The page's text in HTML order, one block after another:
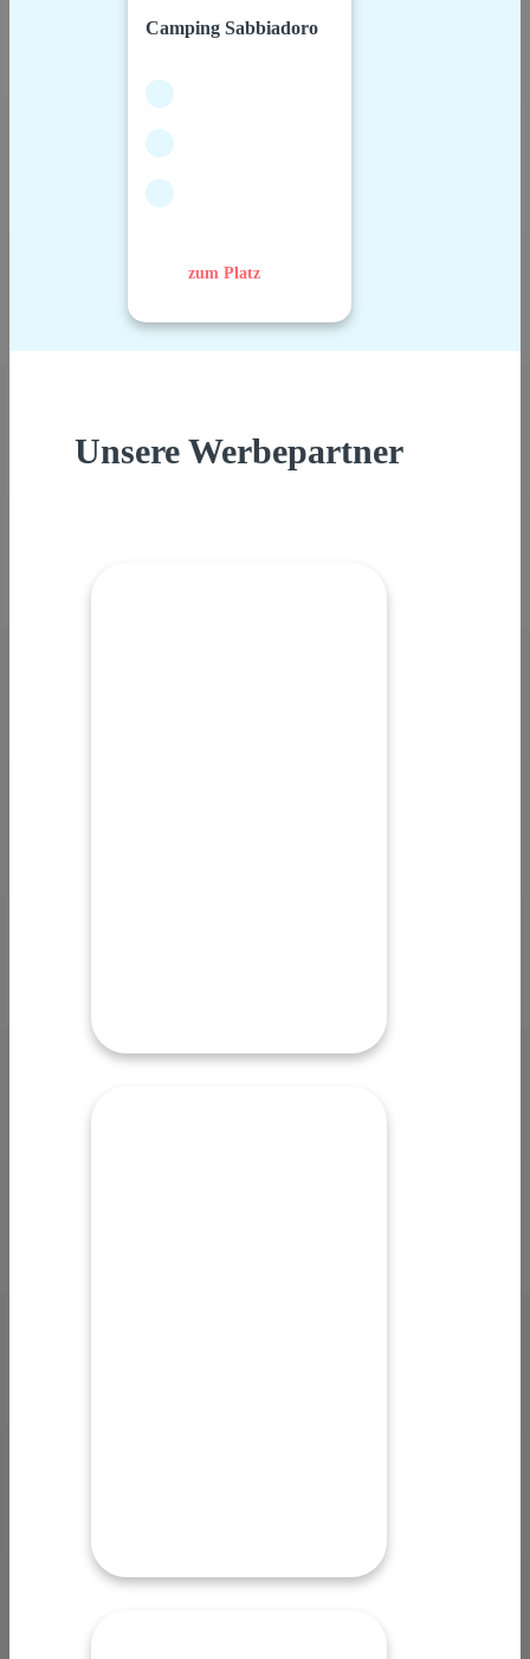
Camping Sabbiadoro
zum Platz
Unsere Werbepartner